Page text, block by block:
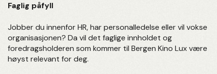
Faglig påfyll
Jobber du innenfor HR, har personalledelse eller vil vokse
organisasjonen? Da vil det faglige innholdet og
foredragsholderen som kommer til Bergen Kino Lux være
høyst relevant for deg.